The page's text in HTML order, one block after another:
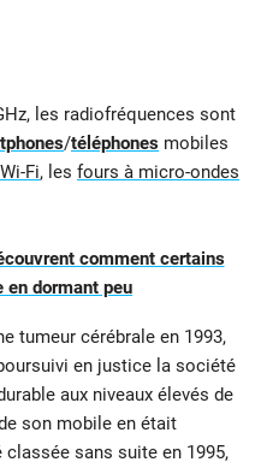
les radiofréquences sont
/téléphones mobiles
Fi, les fours à micro-ondes
comment certains
dormant peu
tumeur cérébrale en 1993,
en justice la société
aux niveaux élevés de
son mobile en était
classée sans suite en 1995,